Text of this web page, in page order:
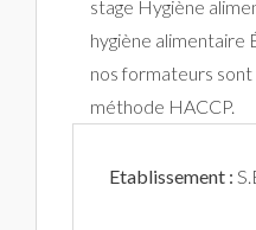
stage Hygiène
hygiène alimentaire
nos formateurs
méthode HACCP.
Etablissement :